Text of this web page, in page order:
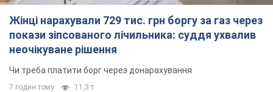
Жінці нарахували 729 тис. грн боргу за газ через
покази зіпсованого лічильника: суддя ухвалив
неочікуване рішення
Чи треба платити борг через донарахування
7 годин тому 11,3 т.